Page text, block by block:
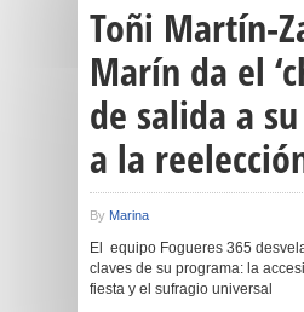
Toñi Martín-
Marín da el
de salida a
a la
By Marina
El equipo Fogueres 365
claves de su programa: la
fiesta y el sufragio universal